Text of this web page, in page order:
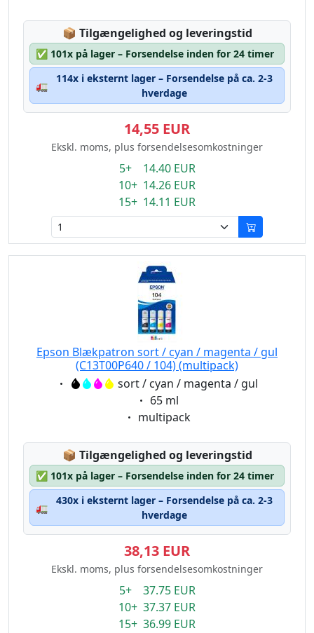
📦 Lagerstatus:
Tilgængelighed og leveringstid
✅ 101x på lager – Forsendelse inden for 24 timer
🚛
114x i eksternt lager – Forsendelse på ca. 2-3
hverdage
14,55 EUR
Ekskl. moms, plus forsendelsesomkostninger
5+ 14.40 EUR
10+ 14.26 EUR
15+ 14.11 EUR
Epson Blækpatron sort / cyan / magenta / gul
(C13T00P640 / 104) (multipack)
Eigenschaft:sort / cyan / magenta / gul
Eigenschaft:
65 ml
Eigenschaft:
multipack
📦 Lagerstatus:
Tilgængelighed og leveringstid
✅ 101x på lager – Forsendelse inden for 24 timer
🚛
430x i eksternt lager – Forsendelse på ca. 2-3
hverdage
38,13 EUR
Ekskl. moms, plus forsendelsesomkostninger
5+ 37.75 EUR
10+ 37.37 EUR
15+ 36.99 EUR